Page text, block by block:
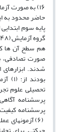
۱۶) به صورت
پایه سوم
هم سطح آن ها
شدند.
پرسشنامه
(۶)